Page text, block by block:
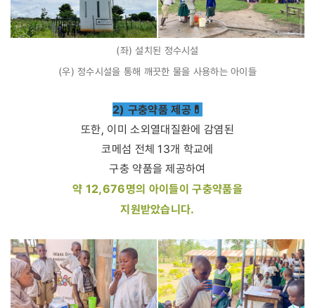
(좌) 설치된 정수시설
(우) 정수시설을 통해 깨끗한 물을 사용하는 아이들
2) 구충약품 제공💊
또한, 이미 소외열대질환에 감염된
코메섬 전체 13개 학교에
구충 약품을 제공하여
약 12,676명의 아이들이 구충약품을
지원받았습니다.